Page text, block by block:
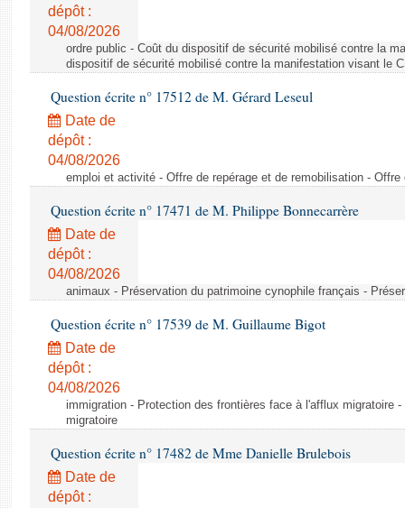
dépôt :
04/08/2026
ordre public - Coût du dispositif de sécurité mobilisé contre la
dispositif de sécurité mobilisé contre la manifestation visant le
Question écrite n° 17512 de M. Gérard Leseul
Date de
dépôt :
04/08/2026
emploi et activité - Offre de repérage et de remobilisation -
Question écrite n° 17471 de M. Philippe Bonnecarrère
Date de
dépôt :
04/08/2026
animaux - Préservation du patrimoine cynophile français -
Question écrite n° 17539 de M. Guillaume Bigot
Date de
dépôt :
04/08/2026
immigration - Protection des frontières face à l'afflux migratoire
migratoire
Question écrite n° 17482 de Mme Danielle Brulebois
Date de
dépôt :